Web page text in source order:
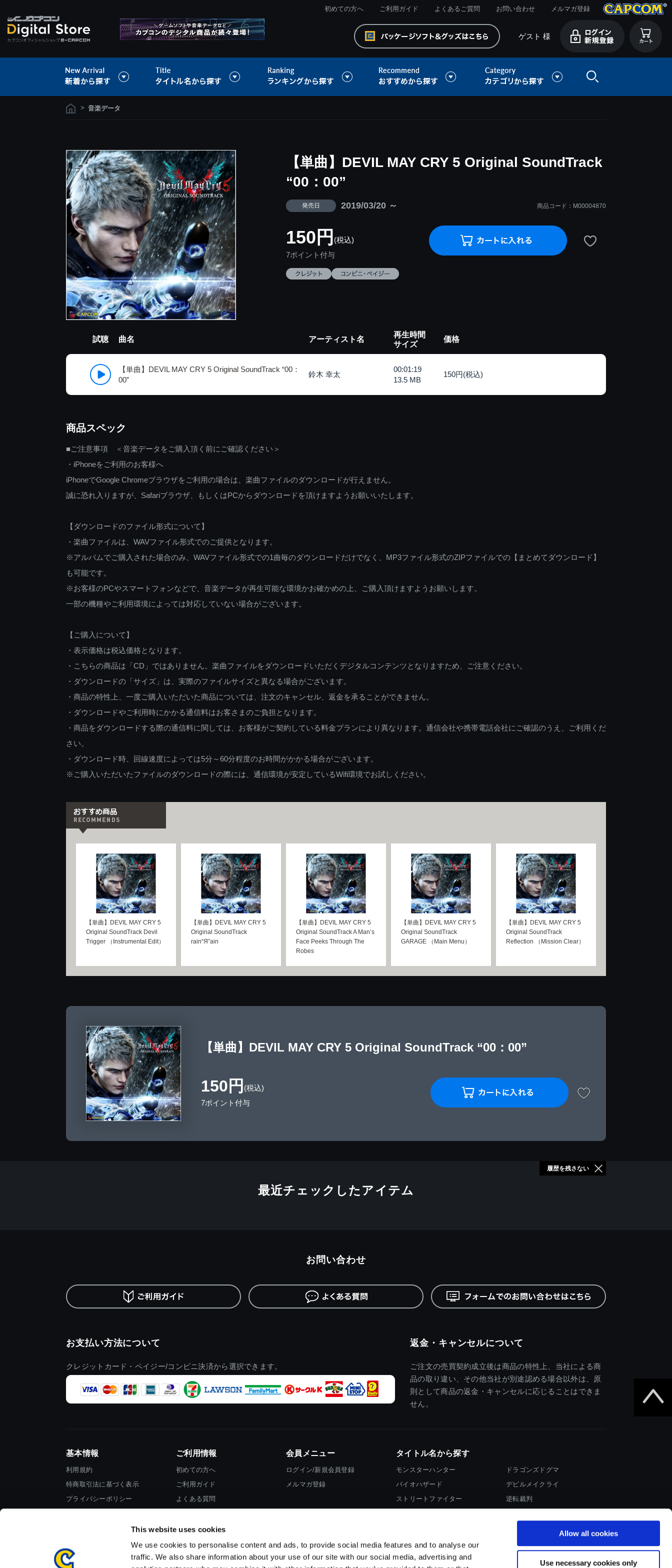
This website uses cookies
We use cookies to personalise content and ads, to provide social media features and to analyse our
traffic. We also share information about your use of our site with our social media, advertising and
Allow all cookies
Use necessary cookies only
初めての方へ ご利用ガイド よくあるご質問 お問い合わせ メルマガ登録
ゲスト 様
> 音楽データ
【単曲】DEVIL MAY CRY 5 Original SoundTrack
“00：00”
発売日 2019/03/20 ～ 商品コード：M00004870
150円 (税込)
7ポイント付与
試聴 曲名 アーティスト名
再生時間
サイズ
価格
【単曲】DEVIL MAY CRY 5 Original SoundTrack “00：
00”
鈴木 幸太
00:01:19
13.5 MB
150円(税込)
商品スペック
■ご注意事項 ＜音楽データをご購入頂く前にご確認ください＞
・iPhoneをご利用のお客様へ
iPhoneでGoogle Chromeブラウザをご利用の場合は、楽曲ファイルのダウンロードが行えません。
誠に恐れ入りますが、Safariブラウザ、もしくはPCからダウンロードを頂けますようお願いいたします。
【ダウンロードのファイル形式について】
・楽曲ファイルは、WAVファイル形式でのご提供となります。
※アルバムでご購入された場合のみ、WAVファイル形式での1曲毎のダウンロードだけでなく、MP3ファイル形式のZIPファイルでの【まとめてダウンロード】
も可能です。
※お客様のPCやスマートフォンなどで、音楽データが再生可能な環境かお確かめの上、ご購入頂けますようお願いします。
一部の機種やご利用環境によっては対応していない場合がございます。
【ご購入について】
・表示価格は税込価格となります。
・こちらの商品は「CD」ではありません。楽曲ファイルをダウンロードいただくデジタルコンテンツとなりますため、ご注意ください。
・ダウンロードの「サイズ」は、実際のファイルサイズと異なる場合がございます。
・商品の特性上、一度ご購入いただいた商品については、注文のキャンセル、返金を承ることができません。
・ダウンロードやご利用時にかかる通信料はお客さまのご負担となります。
・商品をダウンロードする際の通信料に関しては、お客様がご契約している料金プランにより異なります。通信会社や携帯電話会社にご確認のうえ、ご利用くだ
さい。
・ダウンロード時、回線速度によっては5分～60分程度のお時間がかかる場合がございます。
※ご購入いただいたファイルのダウンロードの際には、通信環境が安定しているWifi環境でお試しください。
【単曲】DEVIL MAY CRY 5
Original SoundTrack Devil
Trigger （Instrumental Edit）
【単曲】DEVIL MAY CRY 5
Original SoundTrack
rain“Я”ain
【単曲】DEVIL MAY CRY 5
Original SoundTrack A Man’s
Face Peeks Through The
Robes
【単曲】DEVIL MAY CRY 5
Original SoundTrack
GARAGE （Main Menu）
【単曲】DEVIL MAY CRY 5
Original SoundTrack
Reflection （Mission Clear）
【単曲】DEVIL MAY CRY 5 Original SoundTrack “00：00”
150円 (税込)
7ポイント付与
最近チェックしたアイテム
履歴を残さない
お支払い方法について
クレジットカード・ペイジー/コンビニ決済から選択できます。
返金・キャンセルについて
ご注文の売買契約成立後は商品の特性上、当社による商
品の取り違い、その他当社が別途認める場合以外は、原
則として商品の返金・キャンセルに応じることはできま
せん。
お問い合わせ
基本情報
利用規約
特商取引法に基づく表示
プライバシーポリシー
ご利用情報
初めての方へ
ご利用ガイド
よくある質問
会員メニュー
ログイン/新規会員登録
メルマガ登録
タイトル名から探す
モンスターハンター
バイオハザード
ストリートファイター
ドラゴンズドグマ
デビルメイクライ
逆転裁判